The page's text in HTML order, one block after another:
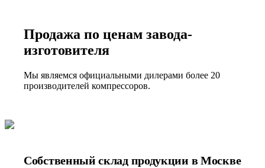
Продажа по ценам завода-
изготовителя
Мы являемся официальными дилерами более 20
производителей компрессоров.
Собственный склад продукции в Москве